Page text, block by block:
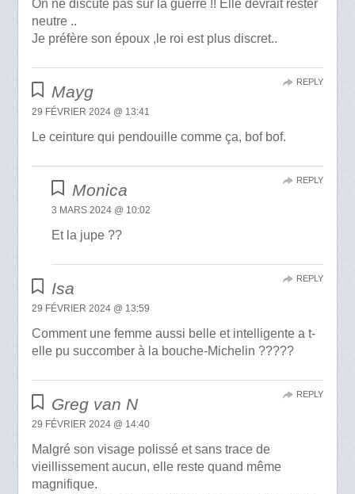
On ne discute pas sur la guerre !! Elle devrait rester
neutre ..
Je préfère son époux ,le roi est plus discret..
Mayg
29 FÉVRIER 2024 @ 13:41
Le ceinture qui pendouille comme ça, bof bof.
REPLY
Monica
3 MARS 2024 @ 10:02
Et la jupe ??
REPLY
Isa
29 FÉVRIER 2024 @ 13:59
Comment une femme aussi belle et intelligente a t-
elle pu succomber à la bouche-Michelin ?????
REPLY
Greg van N
29 FÉVRIER 2024 @ 14:40
Malgré son visage polissé et sans trace de
vieillissement aucun, elle reste quand même
magnifique.
REPLY